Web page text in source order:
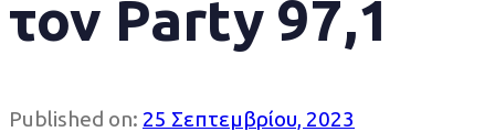
τον Party 97,1
Published on: 25 Σεπτεμβρίου, 2023